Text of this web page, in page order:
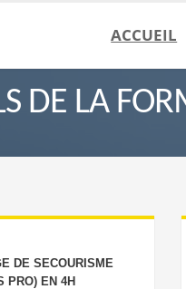
ACCUEIL
DE LA
DE SECOURISME
PRO) EN 4H